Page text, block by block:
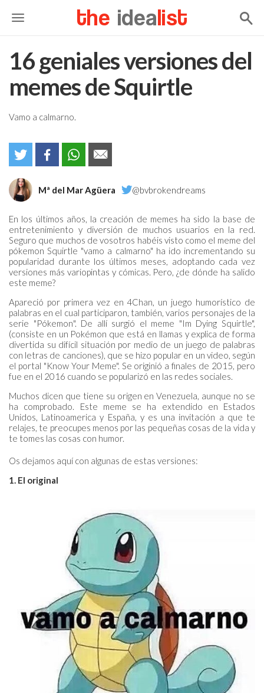
the idea list
16 geniales versiones del
memes de Squirtle
Vamo a calmarno.
Mª del Mar Agüera @bvbrokendreams
En los últimos años, la creación de memes ha sido la base de
entretenimiento y diversión de muchos usuarios en la red.
Seguro que muchos de vosotros habéis visto como el meme del
pókemon Squirtle "vamo a calmarno" ha ido incrementando su
popularidad durante los últimos meses, adoptando cada vez
versiones más variopintas y cómicas. Pero, ¿de dónde ha salido
este meme?
Apareció por primera vez en 4Chan, un juego humorístico de
palabras en el cual participaron, también, varios personajes de la
serie "Pókemon". De allí surgió el meme "Im Dying Squirtle",
(consiste en un Pokémon que está en llamas y explica de forma
divertida su difícil situación por medio de un juego de palabras
con letras de canciones), que se hizo popular en un video, según
el portal "Know Your Meme". Se originió a finales de 2015, pero
fue en el 2016 cuando se popularizó en las redes sociales.
Muchos dicen que tiene su origen en Venezuela, aunque no se
ha comprobado. Este meme se ha extendido en Estados
Unidos, Latinoamerica y España, y es una invitación a que te
relajes, te preocupes menos por las pequeñas cosas de la vida y
te tomes las cosas con humor.
Os dejamos aquí con algunas de estas versiones:
1. El original